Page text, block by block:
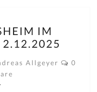
IM
2.12.2025
Allgeyer
0